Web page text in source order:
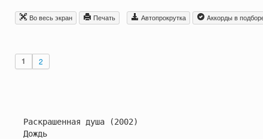
Во весь экран Печать Автопрокрутка Aккорды в
1 2
Раскрашенная душа (2002)